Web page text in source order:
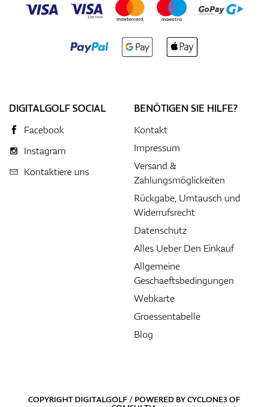
DIGITALGOLF SOCIAL
Facebook
Instagram
Kontaktiere uns
BENÖTIGEN SIE HILFE?
Kontakt
Impressum
Versand &
Zahlungsmöglickeiten
Rückgabe, Umtausch und
Widerrufsrecht
Datenschutz
Alles Ueber Den Einkauf
Allgemeine
Geschaeftsbedingungen
Webkarte
Groessentabelle
Blog
COPYRIGHT DIGITALGOLF / POWERED BYCYCLONE3OF